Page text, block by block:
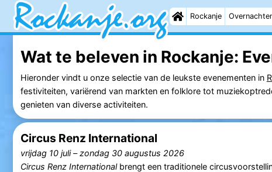
Rockanje
Wat te beleven in Rockanje:
Hieronder vindt u onze selectie van de leukste evenementen in
festiviteiten, variërend van markten en folklore tot
genieten van diverse activiteiten.
Circus Renz International
vrijdag 10 juli–zondag 30 augustus 2026
Circus Renz Internationalbrengt een traditionele